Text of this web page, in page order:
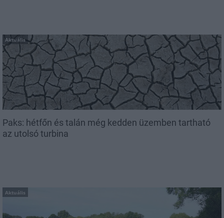
Aktuális
Paks: hétfőn és talán még kedden üzemben tartható
az utolsó turbina
Aktuális